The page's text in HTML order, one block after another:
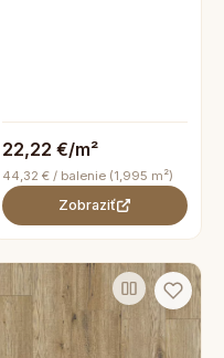
22,22 €/m²
44,32 € / balenie (1,995 m²)
Zobraziť